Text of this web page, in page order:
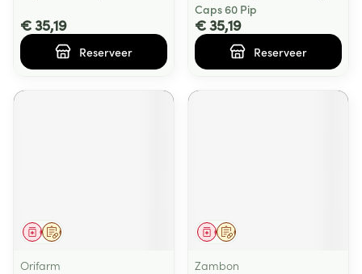
€ 35,19
Reserveer
Caps 60 Pip
€ 35,19
Reserveer
Op voorschrift
Geneesmiddel
Orifarm
Op voorschrift
Geneesmiddel
Zambon